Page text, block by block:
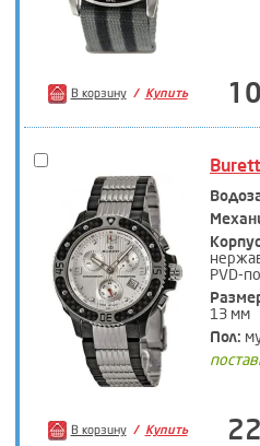
В корзину Купить
PVD-
13 мм
Пол:
В корзину Купить